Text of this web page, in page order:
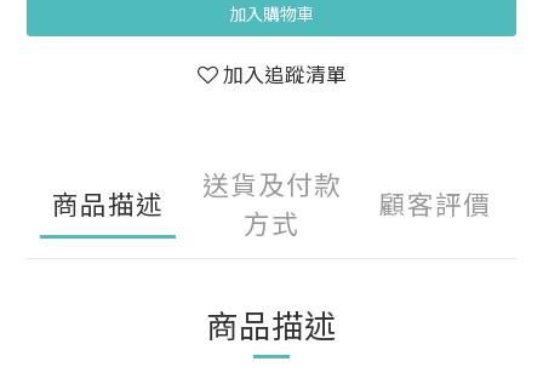
加入購物車
加入追蹤清單
商品描述
送貨及付款
方式
顧客評價
商品描述